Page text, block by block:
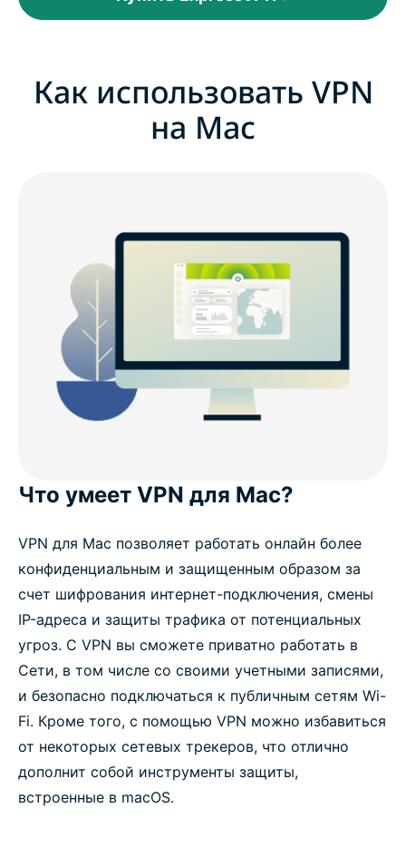
Как использовать VPN
на Mac
Что умеет VPN для Mac?
VPN для Mac позволяет работать онлайн более
конфиденциальным и защищенным образом за
счет шифрования интернет-подключения, смены
IP-адреса и защиты трафика от потенциальных
угроз. С VPN вы сможете приватно работать в
Сети, в том числе со своими учетными записями,
и безопасно подключаться к публичным сетям Wi-
Fi. Кроме того, с помощью VPN можно избавиться
от некоторых сетевых трекеров, что отлично
дополнит собой инструменты защиты,
встроенные в macOS.